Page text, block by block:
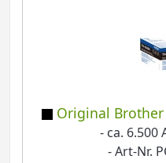
Original Brother
- ca. 6.500
- Art-Nr.